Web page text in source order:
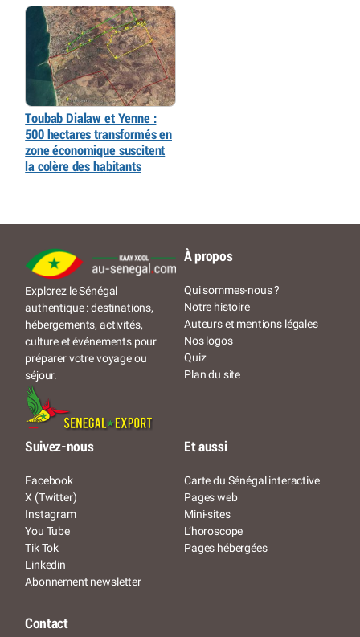
Toubab Dialaw et Yenne :
500 hectares transformés en
zone économique suscitent
la colère des habitants
Explorez le Sénégal
authentique : destinations,
hébergements, activités,
culture et événements pour
préparer votre voyage ou
séjour.
À propos
Qui sommes-nous ?
Notre histoire
Auteurs et mentions légales
Nos logos
Quiz
Plan du site
Suivez-nous
Facebook
X (Twitter)
Instagram
You Tube
Tik Tok
Linkedin
Abonnement newsletter
Et aussi
Carte du Sénégal interactive
Pages web
Mini-sites
L’horoscope
Pages hébergées
Contact